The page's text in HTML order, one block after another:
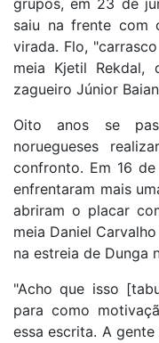
grupos, em 23 de
saiu na frente com
virada. Flo,
meia Kjetil Rekdal,
zagueiro Júnior
Oito anos se
noruegueses
confronto. Em 16
enfrentaram mais
abriram o placar
meia Daniel
na estreia de Dunga
"Acho que isso
para como
essa escrita. A